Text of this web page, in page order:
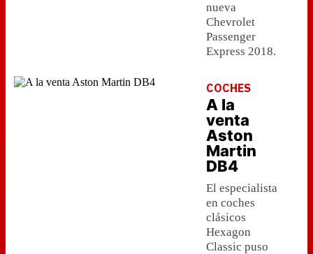
nueva
Chevrolet
Passenger
Express 2018.
COCHES
A la
venta
Aston
Martin
DB4
El especialista
en coches
clásicos
Hexagon
Classic puso